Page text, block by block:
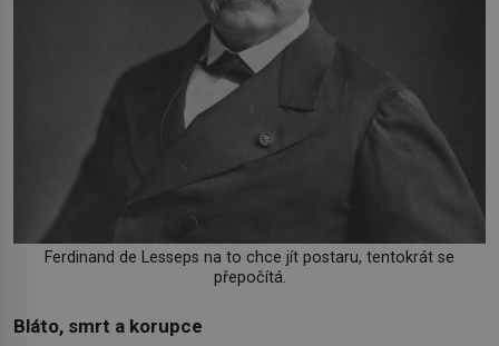
Ferdinand de Lesseps na to chce jít postaru, tentokrát se
přepočítá.
Bláto, smrt a korupce